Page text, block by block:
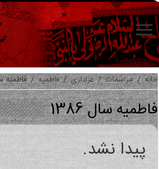
خانه / مراسمات / عزاداری / فاطمیه / فاطمیه
فاطمیه سال 1386
پیدا نشد.